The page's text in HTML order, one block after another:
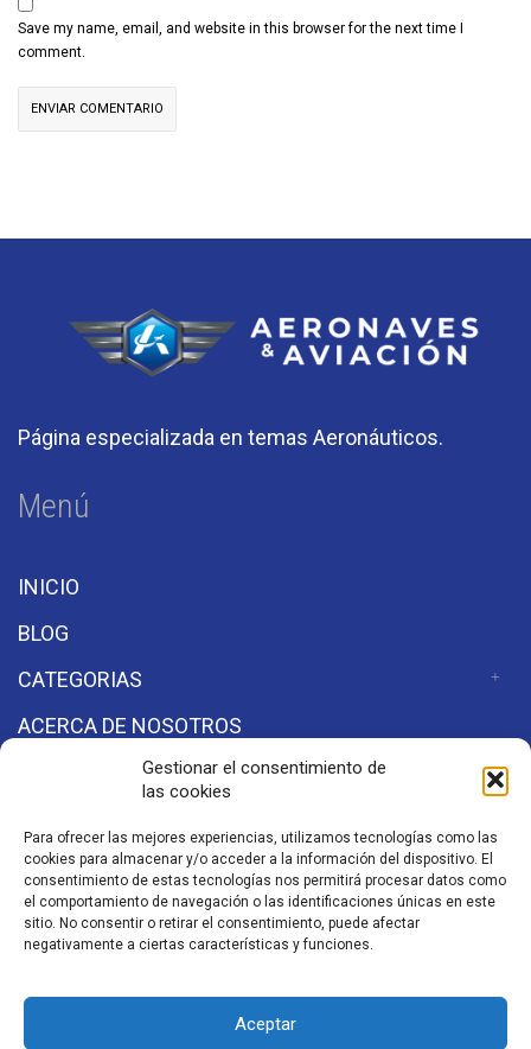
Gestionar el consentimiento de
las cookies
Para ofrecer las mejores experiencias, utilizamos tecnologías como las
cookies para almacenar y/o acceder a la información del dispositivo. El
consentimiento de estas tecnologías nos permitirá procesar datos como
el comportamiento de navegación o las identificaciones únicas en este
sitio. No consentir o retirar el consentimiento, puede afectar
negativamente a ciertas características y funciones.
Aceptar
Save my name, email, and website in this browser for the next time I
comment.
Página especializada en temas Aeronáuticos.
Menú
INICIO
BLOG
CATEGORIAS
ACERCA DE NOSOTROS
Secciones
Aviso de Privacidad
©2026 Aeronaves y Aviación
Studio